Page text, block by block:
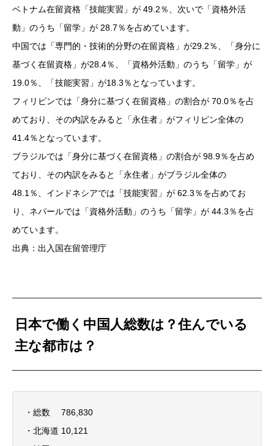
ベトナム在留資格「技能実習」が 49.2％、次いで「資格外活
動」のうち「留学」が 28.7％を占めています。
中国では「専門的・技術的分野の在留資格」が29.2％、「身分に
基づく在留資格」が28.4％、「資格外活動」のうち「留学」が
19.0％、「技能実習」が18.3％となっています。
フィリピンでは「身分に基づく在留資格」の割合が 70.0％を占
めており、その内訳をみると「永住者」がフィリピン全体の
41.4％となっています。
ブラジルでは「身分に基づく在留資格」の割合が 98.9％を占め
ており、その内訳をみると「永住者」がブラジル全体の
48.1％、インドネシアでは「技能実習」が 62.3％を占めてお
り、ネパールでは「資格外活動」のうち「留学」が 44.3％を占
めています。
出典：出入国在留管理庁
日本で働く中国人総数は？住んでいる
主な都市は？
・総数 786,830
・北海道 10,121